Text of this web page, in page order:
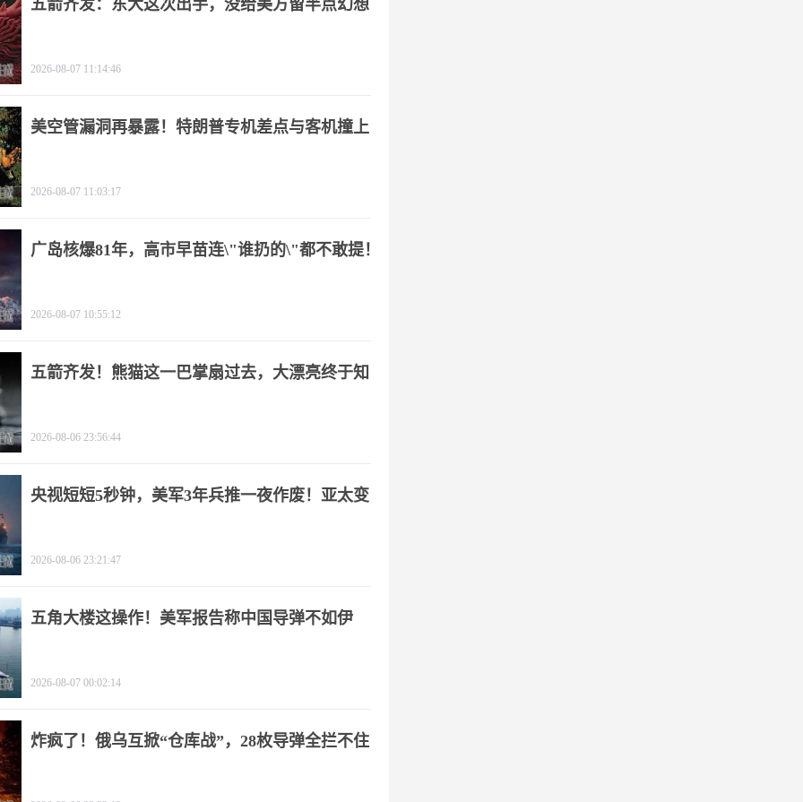
五箭齐发：东大这次出手，没给美方留半点幻想
2026-08-07 11:14:46
美空管漏洞再暴露！特朗普专机差点与客机撞上
2026-08-07 11:03:17
广岛核爆81年，高市早苗连\"谁扔的\"都不敢提！
2026-08-07 10:55:12
五箭齐发！熊猫这一巴掌扇过去，大漂亮终于知
2026-08-06 23:56:44
央视短短5秒钟，美军3年兵推一夜作废！亚太变
2026-08-06 23:21:47
五角大楼这操作！美军报告称中国导弹不如伊
2026-08-07 00:02:14
炸疯了！俄乌互掀“仓库战”，28枚导弹全拦不住